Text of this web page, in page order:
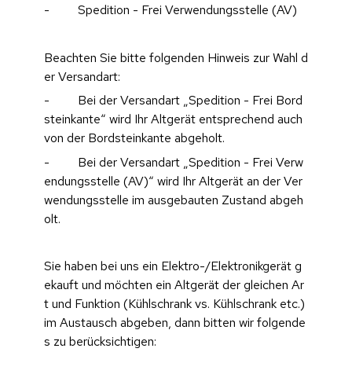
-         Spedition - Frei Verwendungsstelle (AV)
Beachten Sie bitte folgenden Hinweis zur Wahl d
er Versandart:
-         Bei der Versandart „Spedition - Frei Bord
steinkante“ wird Ihr Altgerät entsprechend auch
von der Bordsteinkante abgeholt.
-         Bei der Versandart „Spedition - Frei Verw
endungsstelle (AV)“ wird Ihr Altgerät an der Ver
wendungsstelle im ausgebauten Zustand abgeh
olt.
Sie haben bei uns ein Elektro-/Elektronikgerät g
ekauft und möchten ein Altgerät der gleichen Ar
t und Funktion (Kühlschrank vs. Kühlschrank etc.)
im Austausch abgeben, dann bitten wir folgende
s zu berücksichtigen: